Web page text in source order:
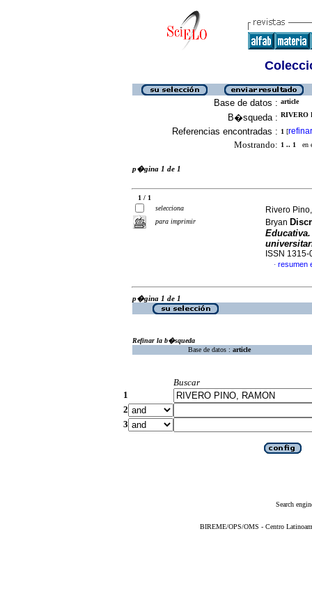
Base de datos : article
B�squeda : RIVERO
Referencias encontradas : 1 [refinar
Mostrando: 1 .. 1 en
p�gina 1 de 1
1 / 1
selecciona
para imprimir
Rivero
Bryan
ISSN 1315-
· resumen
p�gina 1 de 1
Refinar la b�squeda
Base de datos : article
Buscar
1
2
3
Search
BIREME/OPS/OMS - Centro